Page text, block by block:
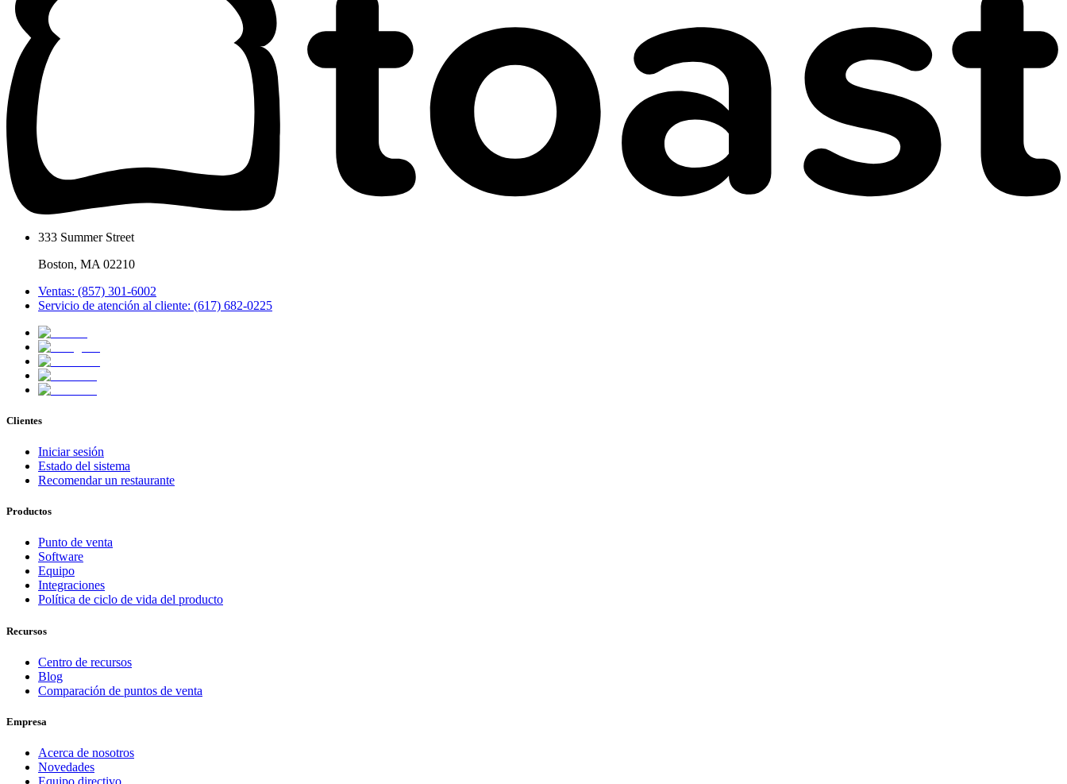
333 Summer Street
Boston, MA 02210
Ventas: (857) 301-6002
Servicio de atención al cliente: (617) 682-0225
Clientes
Iniciar sesión
Estado del sistema
Recomendar un restaurante
Productos
Punto de venta
Software
Equipo
Integraciones
Política de ciclo de vida del producto
Recursos
Centro de recursos
Blog
Comparación de puntos de venta
Empresa
Acerca de nosotros
Novedades